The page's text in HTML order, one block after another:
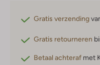
Gratis verzending
Gratis retourneren
Betaal achteraf met